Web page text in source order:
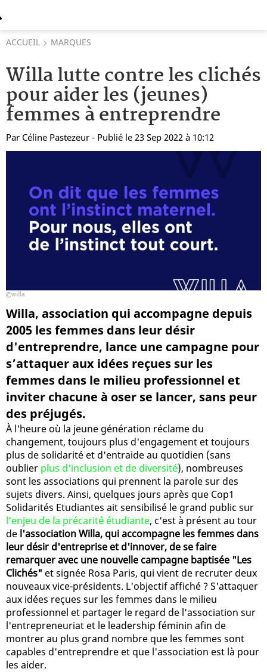
ACCUEIL MARQUES
Willa lutte contre les clichés
pour aider les (jeunes)
femmes à entreprendre
Par Céline Pastezeur - Publié le 23 Sep 2022 à 10:12
willa
Willa, association qui accompagne depuis
2005 les femmes dans leur désir
d'entreprendre, lance une campagne pour
s’attaquer aux idées reçues sur les
femmes dans le milieu professionnel et
inviter chacune à oser se lancer, sans peur
des préjugés.
À l'heure où la jeune génération réclame du
changement, toujours plus d'engagement et toujours
plus de solidarité et d'entraide au quotidien (sans
oublier plus d'inclusion et de diversité), nombreuses
sont les associations qui prennent la parole sur des
sujets divers. Ainsi, quelques jours après que Cop1
Solidarités Etudiantes ait sensibilisé le grand public sur
l'enjeu de la précarité étudiante, c'est à présent au tour
de l'association Willa, qui accompagne les femmes dans
leur désir d'entreprise et d'innover, de se faire
remarquer avec une nouvelle campagne baptisée "Les
Clichés" et signée Rosa Paris, qui vient de recruter deux
nouveaux vice-présidents. L'objectif affiché ? S'attaquer
aux idées reçues sur les femmes dans le milieu
professionnel et partager le regard de l'association sur
l'entrepreneuriat et le leadership féminin afin de
montrer au plus grand nombre que les femmes sont
capables d'entreprendre et que l'association est là pour
les aider.